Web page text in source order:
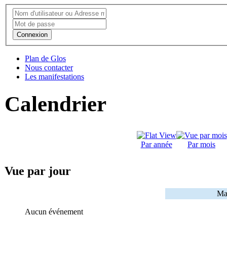
Connexion
Plan de Glos
Nous contacter
Les manifestations
Calendrier
Par année Par mois
Vue par jour
Aucun événement